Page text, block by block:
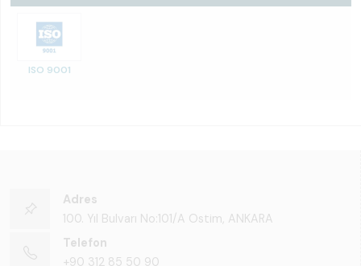
ISO 9001
Adres
100. Yıl Bulvarı No:101/A Ostim, ANKARA
Telefon
+90 312 85 50 90